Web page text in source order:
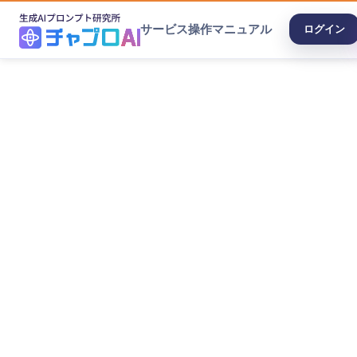
サービス操作マニュアル ログイン